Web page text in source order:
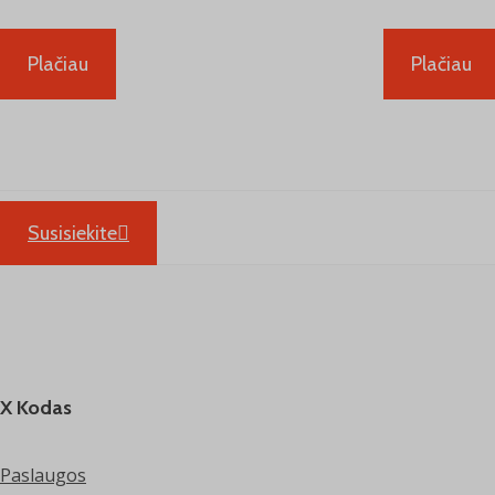
Plačiau Plačiau
Susisiekite
X Kodas
Paslaugos